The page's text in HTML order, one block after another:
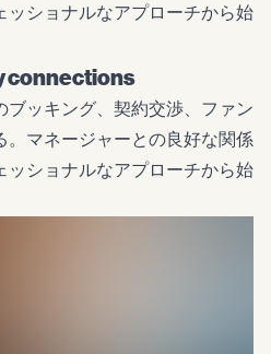
ッショナルなアプローチから始
connections
ブッキング、契約交渉、ファン
。マネージャーとの良好な関係
ッショナルなアプローチから始